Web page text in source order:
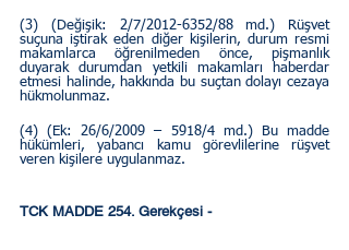
(3) (Değişik: 2/7/2012-6352/88 md.) Rüşvet
suçuna iştirak eden diğer kişilerin, durum resmi
makamlarca öğrenilmeden önce, pişmanlık
duyarak durumdan yetkili makamları haberdar
etmesi halinde, hakkında bu suçtan dolayı cezaya
hükmolunmaz.
(4) (Ek: 26/6/2009 – 5918/4 md.) Bu madde
hükümleri, yabancı kamu görevlilerine rüşvet
veren kişilere uygulanmaz.
TCK MADDE 254. Gerekçesi -